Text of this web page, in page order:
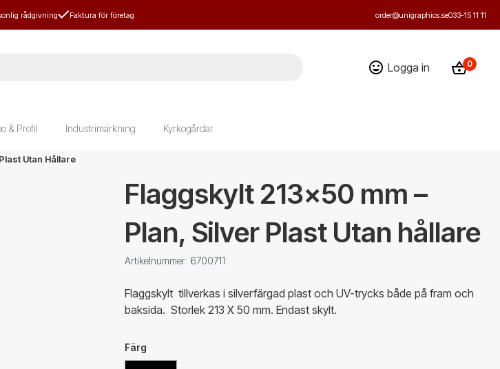
rådgivning Faktura för företag order@unigraphics.se033-15 11 11
Logga in 0
& Profil Industrimärkning Kyrkogårdar
Utan Hållare
Flaggskylt 213x50 mm –
Plan, Silver Plast Utan hållare
Artikelnummer: 6700711
Flaggskylt tillverkas i silverfärgad plast och UV-trycks både på fram och
baksida. Storlek 213 X 50 mm. Endast skylt.
Färg